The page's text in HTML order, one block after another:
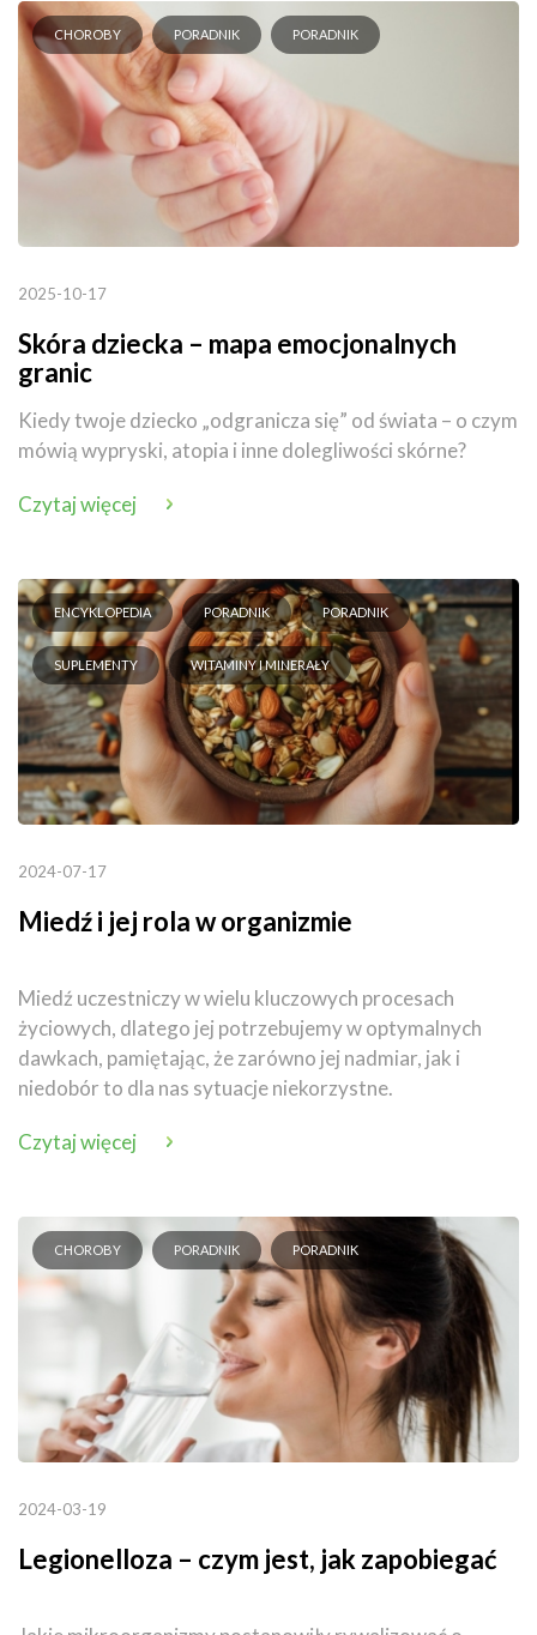
CHOROBY PORADNIK PORADNIK
2025-10-17
Skóra dziecka – mapa emocjonalnych
granic
Kiedy twoje dziecko „odgranicza się” od świata – o czym
mówią wypryski, atopia i inne dolegliwości skórne?
Czytaj więcej
ENCYKLOPEDIA PORADNIK PORADNIK
SUPLEMENTY WITAMINY I MINERAŁY
2024-07-17
Miedź i jej rola w organizmie
Miedź uczestniczy w wielu kluczowych procesach
życiowych, dlatego jej potrzebujemy w optymalnych
dawkach, pamiętając, że zarówno jej nadmiar, jak i
niedobór to dla nas sytuacje niekorzystne.
Czytaj więcej
CHOROBY PORADNIK PORADNIK
2024-03-19
Legionelloza – czym jest, jak zapobiegać